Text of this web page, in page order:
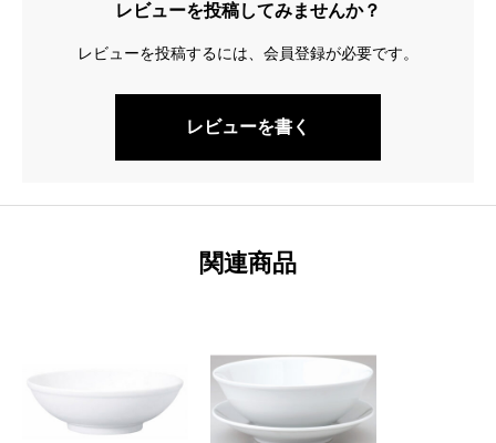
レビューを投稿してみませんか？
レビューを投稿するには、会員登録が必要です。
レビューを書く
関連商品